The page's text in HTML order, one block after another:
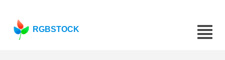
RGBSTOCK